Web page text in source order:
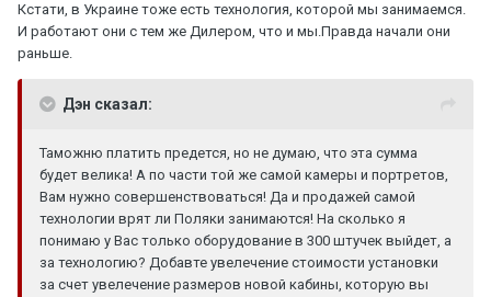
Кстати, в Украине тоже есть технология, которой мы занимаемся.
И работают они с тем же Дилером, что и мы.Правда начали они
раньше.
Дэн сказал:
Таможню платить предется, но не думаю, что эта сумма
будет велика! А по части той же самой камеры и портретов,
Вам нужно совершенствоваться! Да и продажей самой
технологии врят ли Поляки занимаются! На сколько я
понимаю у Вас только оборудование в 300 штучек выйдет, а
за технологию? Добавте увелечение стоимости установки
за счет увелечение размеров новой кабины, которую вы